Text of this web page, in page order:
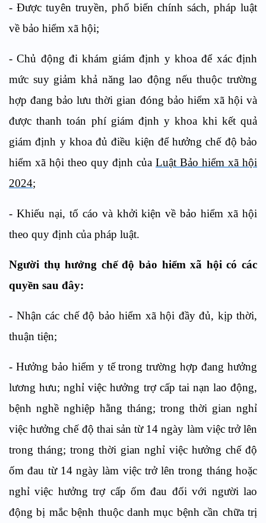
- Được tuyên truyền, phổ biến chính sách, pháp luật
về bảo hiểm xã hội;
- Chủ động đi khám giám định y khoa để xác định
mức suy giảm khả năng lao động nếu thuộc trường
hợp đang bảo lưu thời gian đóng bảo hiểm xã hội và
được thanh toán phí giám định y khoa khi kết quả
giám định y khoa đủ điều kiện để hưởng chế độ bảo
hiểm xã hội theo quy định của Luật Bảo hiểm xã hội
2024;
- Khiếu nại, tố cáo và khởi kiện về bảo hiểm xã hội
theo quy định của pháp luật.
Người thụ hưởng chế độ bảo hiểm xã hội có các
quyền sau đây:
- Nhận các chế độ bảo hiểm xã hội đầy đủ, kịp thời,
thuận tiện;
- Hưởng bảo hiểm y tế trong trường hợp đang hưởng
lương hưu; nghỉ việc hưởng trợ cấp tai nạn lao động,
bệnh nghề nghiệp hằng tháng; trong thời gian nghỉ
việc hưởng chế độ thai sản từ 14 ngày làm việc trở lên
trong tháng; trong thời gian nghỉ việc hưởng chế độ
ốm đau từ 14 ngày làm việc trở lên trong tháng hoặc
nghỉ việc hưởng trợ cấp ốm đau đối với người lao
động bị mắc bệnh thuộc danh mục bệnh cần chữa trị